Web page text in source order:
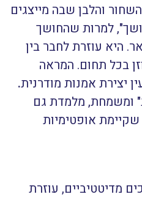
והלבן שבה מייצגים
למרות שהחושך
היא עוזרת לחבר בין
בכל תחום. המראה
יצירת אמנות מודרנית.
ומשמחת, מלמדת גם
אופטימיות
מדיטטיביים, עוזרת